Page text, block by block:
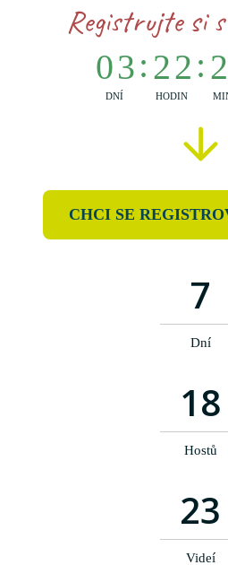
Registrujte si
03
DNÍ
22
HODIN
2
CHCI SE
7
Dní
18
Hostů
23
Videí